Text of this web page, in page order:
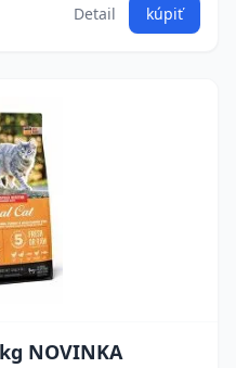
Detail kúpiť
NOVINKA